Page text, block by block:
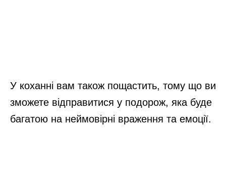
У коханні вам також пощастить, тому що ви
зможете відправитися у подорож, яка буде
багатою на неймовірні враження та емоції.